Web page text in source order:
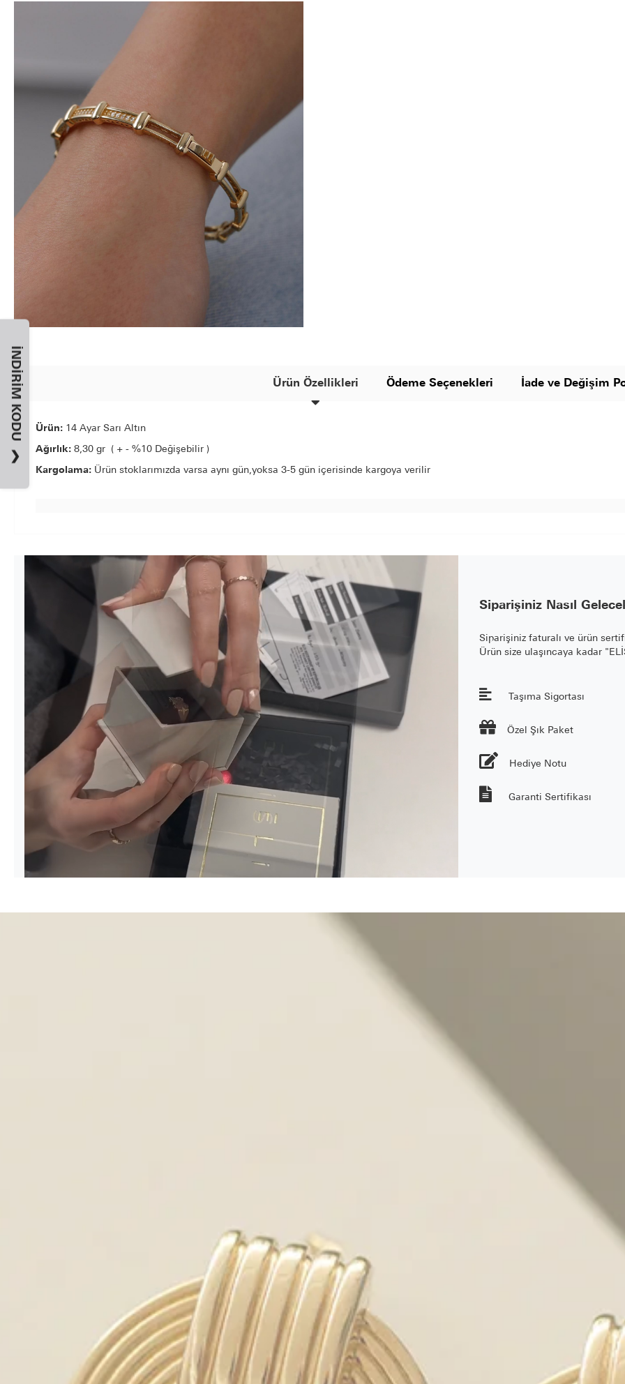
Ürün Özellikleri Ödeme Seçenekleri İade ve Değişim
Ürün: 14 Ayar Sarı Altın
Ağırlık: 8,30 gr ( + - %10 Değişebilir )
Kargolama: Ürün stoklarımızda varsa aynı gün,yoksa 3-5 gün içerisinde kargoya verilir
Siparişiniz Nasıl
Siparişiniz faturalı ve ürün
Ürün size ulaşıncaya kadar
Taşıma Sigortası
 Özel Şık Paket
Hediye Notu
Garanti Sertifikası
İNDIRIM KODU
❯